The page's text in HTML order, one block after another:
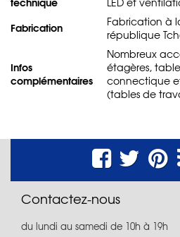
Fabrication
Fabrication à
république
Infos
complémentaires
Nombreux
étagères,
connectique
(tables de
Contactez-nous
du lundi au samedi de 10h à 19h